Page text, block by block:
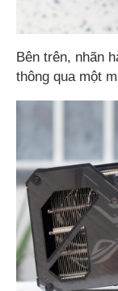
Bên trên, nhãn
thông qua một